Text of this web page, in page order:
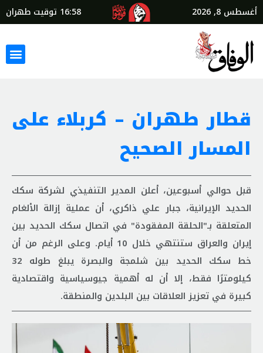
أغسطس 8, 2026 16:58 توقيت طهران
قطار طهران – كربلاء على
المسار الصحيح
قبل حوالي أسبوعين، أعلن المدير التنفيذي لشركة سكك
الحديد الإيرانية، جبار علي ذاكري، أن عملية إزالة الألغام
المتعلقة بـ"الحلقة المفقودة" في اتصال سكك الحديد بين
إيران والعراق ستنتهي خلال 10 أيام. وعلى الرغم من أن
خط سكك الحديد بين شلمجة والبصرة يبلغ طوله 32
كيلومترًا فقط، إلا أن له أهمية جيوسياسية واقتصادية
كبيرة في تعزيز العلاقات بين البلدين والمنطقة.